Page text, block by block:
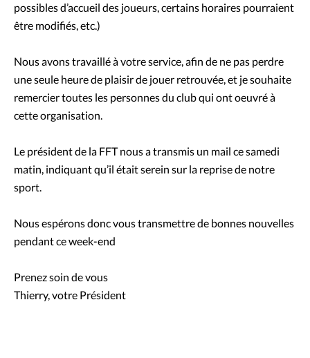
possibles d’accueil des joueurs, certains horaires pourraient
être modifiés, etc.)
Nous avons travaillé à votre service, afin de ne pas perdre
une seule heure de plaisir de jouer retrouvée, et je souhaite
remercier toutes les personnes du club qui ont oeuvré à
cette organisation.
Le président de la FFT nous a transmis un mail ce samedi
matin, indiquant qu’il était serein sur la reprise de notre
sport.
Nous espérons donc vous transmettre de bonnes nouvelles
pendant ce week-end
Prenez soin de vous
Thierry, votre Président